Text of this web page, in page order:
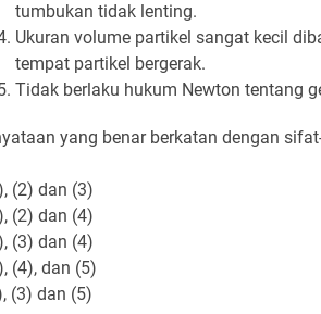
tumbukan tidak lenting.
Ukuran volume partikel sangat kecil
tempat partikel bergerak.
Tidak berlaku hukum Newton tentang
yang benar berkatan dengan
(2) dan (3)
(2) dan (4)
(3) dan (4)
(4), dan (5)
(3) dan (5)